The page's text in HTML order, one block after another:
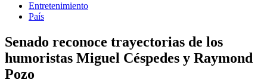
Entretenimiento
País
Senado reconoce trayectorias de los
humoristas Miguel Céspedes y Raymond
Pozo